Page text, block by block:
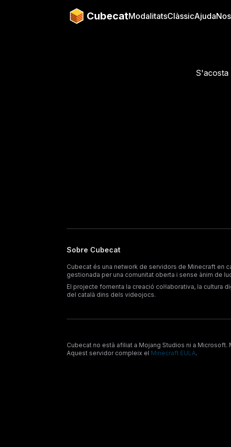
CubecatModalitatsClàssicAjuda
Sobre Cubecat
Cubecat és una network de servidors de Minecraft en
gestionada per una comunitat oberta i sense ànim de
El projecte fomenta la creació col·laborativa, la cultura
del català dins dels videojocs.
Cubecat no està afiliat a Mojang Studios ni a
Aquest servidor compleix el Minecraft EULA.